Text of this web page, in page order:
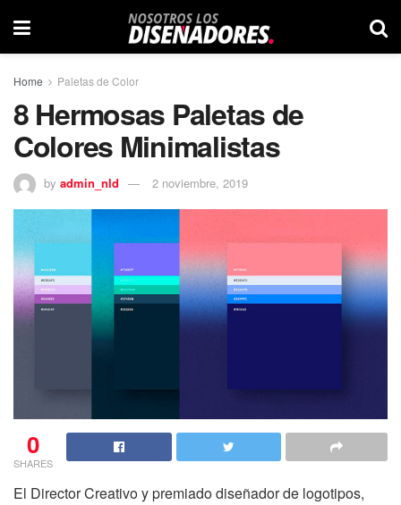
Home Paletas de Color
8 Hermosas Paletas de
Colores Minimalistas
by admin_nld 2 noviembre, 2019
0
SHARES
El Director Creativo y premiado diseñador de logotipos,